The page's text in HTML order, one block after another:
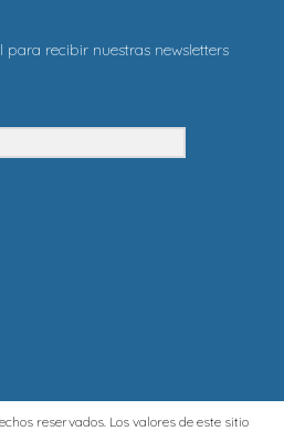
recibir nuestras newsletters
reservados. Los valores de este sitio